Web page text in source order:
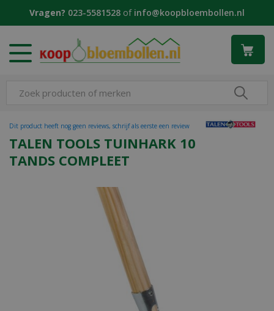
Vragen? 023-5581528 of info@koopbloembollen.nl
TALEN TOOLS TUINHARK 10
TANDS COMPLEET
Dit product heeft nog geen reviews, schrijf als eerste een review